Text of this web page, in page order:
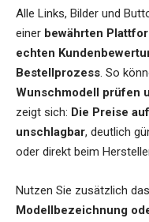
Alle Links, Bilder und
einer bewährten
echten
Bestellprozess. So
Wunschmodell prüfen
zeigt sich: Die Preise
unschlagbar, deutlich
oder direkt beim
Nutzen Sie zusätzlich
Modellbezeichnung